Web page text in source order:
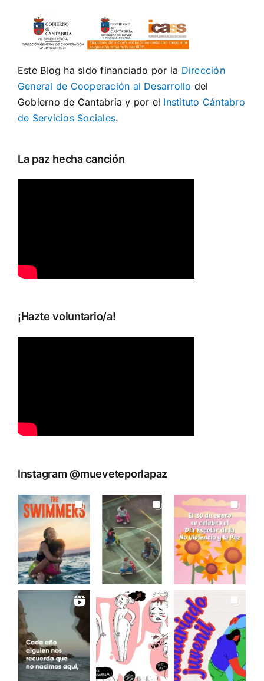
Este Blog ha sido financiado por la Dirección
General de Cooperación al Desarrollo del
Gobierno de Cantabria y por el Instituto Cántabro
de Servicios Sociales.
La paz hecha canción
¡Hazte voluntario/a!
Instagram @mueveteporlapaz